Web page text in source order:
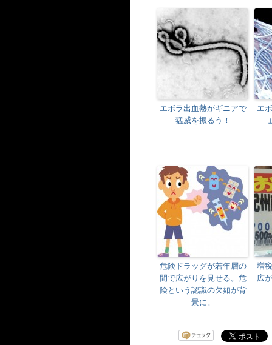
エボラ出血熱がギニアで
猛威を振るう！
エ
危険ドラッグが若年層の
間で広がりを見せる。危
険という認識の欠如が背
景に。
増
広